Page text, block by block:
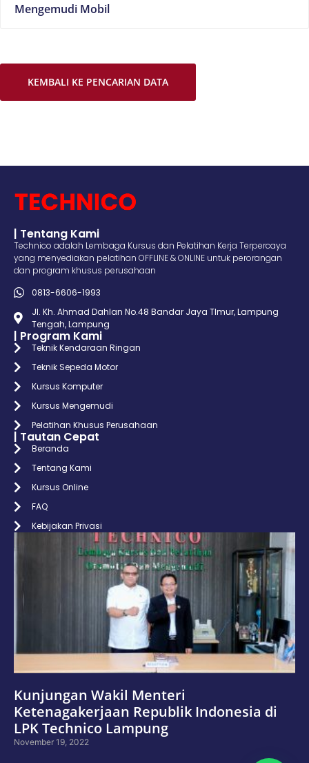
Mengemudi Mobil
KEMBALI KE PENCARIAN DATA
| Tentang Kami
Technico adalah Lembaga Kursus dan Pelatihan Kerja Terpercaya
yang menyediakan pelatihan OFFLINE & ONLINE untuk perorangan
dan program khusus perusahaan
0813-6606-1993
Jl. Kh. Ahmad Dahlan No.48 Bandar Jaya TImur, Lampung
Tengah, Lampung
| Program Kami
Teknik Kendaraan Ringan
Teknik Sepeda Motor
Kursus Komputer
Kursus Mengemudi
Pelatihan Khusus Perusahaan
| Tautan Cepat
Beranda
Tentang Kami
Kursus Online
FAQ
Kebijakan Privasi
Kunjungan Wakil Menteri
Ketenagakerjaan Republik Indonesia di
LPK Technico Lampung
November 19, 2022